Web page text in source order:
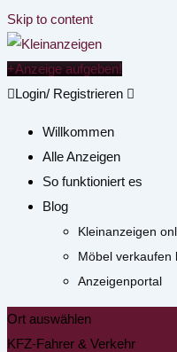
Skip to content
Anzeige aufgeben!
Login/ Registrieren
Willkommen
Alle Anzeigen
So funktioniert es
Blog
Kleinanzeigen
Möbel verkaufen
Anzeigenportal
Ort auswählen
KFZ-Fahrer & Verkehr